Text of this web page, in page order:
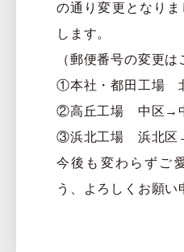
の通り変更となり
します。
（郵便番号の変更は
①本社・都田工場
②高丘工場 中区→
③浜北工場 浜北区
今後も変わらずご
う、よろしくお願い